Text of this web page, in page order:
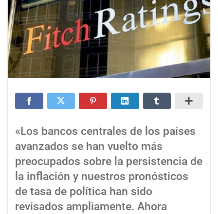
«Los bancos centrales de los países
avanzados se han vuelto más
preocupados sobre la persistencia de
la inflación y nuestros pronósticos
de tasa de política han sido
revisados ampliamente. Ahora